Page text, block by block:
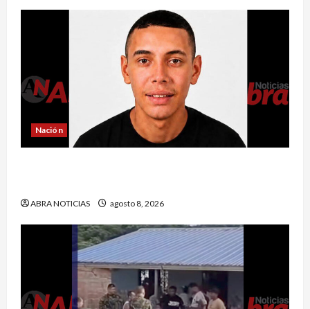
Nación
ABRA NOTICIAS agosto 8, 2026